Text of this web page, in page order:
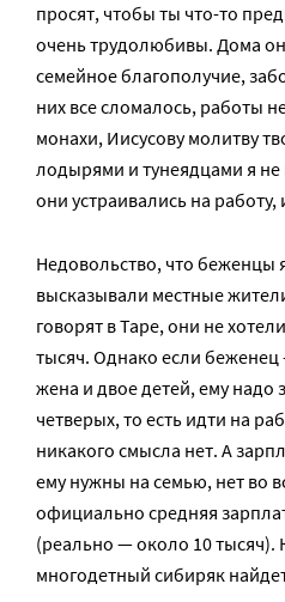
просят, чтобы ты что-то
очень трудолюбивы. Дома
семейное благополучие,
них все сломалось, работы
монахи, Иисусову молитву
лодырями и тунеядцами я не
они устраивались на
Недовольство, что беженцы
высказывали местные
говорят в Таре, они не
тысяч. Однако если беженец
жена и двое детей, ему надо
четверых, то есть идти на
никакого смысла нет. А
ему нужны на семью, нет во
официально средняя
(реально — около 10 тысяч).
многодетный сибиряк